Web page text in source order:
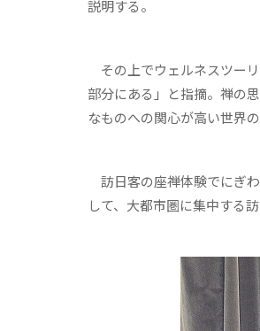
説明する。
その上でウェルネスツー
部分にある」と指摘。禅の
なものへの関心が高い世界
訪日客の座禅体験でにぎ
して、大都市圏に集中する